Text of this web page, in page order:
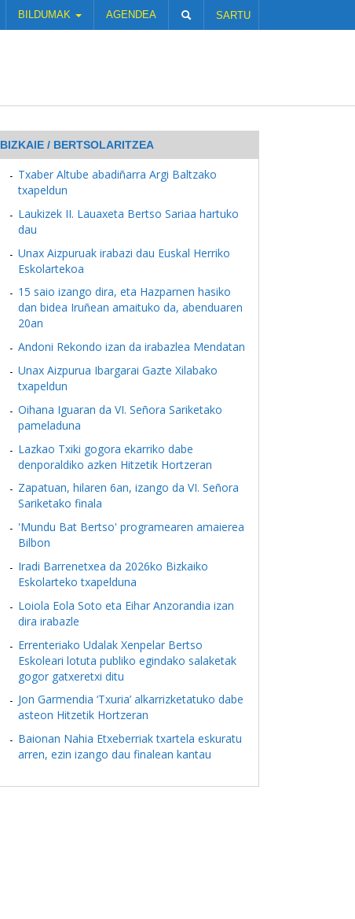
BILDUMAK AGENDEA SARTU
BIZKAIE / BERTSOLARITZEA
Txaber Altube abadiñarra Argi Baltzako
txapeldun
Laukizek II. Lauaxeta Bertso Sariaa hartuko
dau
Unax Aizpuruak irabazi dau Euskal Herriko
Eskolartekoa
15 saio izango dira, eta Hazparnen hasiko
dan bidea Iruñean amaituko da, abenduaren
20an
Andoni Rekondo izan da irabazlea Mendatan
Unax Aizpurua Ibargarai Gazte Xilabako
txapeldun
Oihana Iguaran da VI. Señora Sariketako
pameladuna
Lazkao Txiki gogora ekarriko dabe
denporaldiko azken Hitzetik Hortzeran
Zapatuan, hilaren 6an, izango da VI. Señora
Sariketako finala
'Mundu Bat Bertso' programearen amaierea
Bilbon
Iradi Barrenetxea da 2026ko Bizkaiko
Eskolarteko txapelduna
Loiola Eola Soto eta Eihar Anzorandia izan
dira irabazle
Errenteriako Udalak Xenpelar Bertso
Eskoleari lotuta publiko egindako salaketak
gogor gatxeretxi ditu
Jon Garmendia ‘Txuria’ alkarrizketatuko dabe
asteon Hitzetik Hortzeran
Baionan Nahia Etxeberriak txartela eskuratu
arren, ezin izango dau finalean kantau